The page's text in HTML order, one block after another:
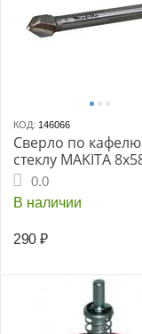
КОД: 146066
Сверло по
стеклу MAKITA
GEN2 (D-78455)
0.0
В наличии
290 ₽